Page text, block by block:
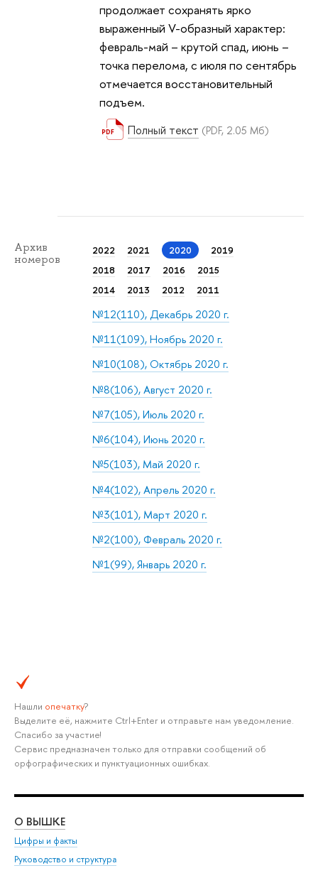
продолжает сохранять ярко
выраженный V-образный характер:
февраль-май – крутой спад, июнь –
точка перелома, с июля по сентябрь
отмечается восстановительный
подъем.
Полный текст (PDF, 2.05 Мб)
Архив
номеров
2022 2021 2020
2019
2018
2017 2016
2015
2014
2013 2012 2011
№12(110), Декабрь 2020 г.
№11(109), Ноябрь 2020 г.
№10(108), Октябрь 2020 г.
№8(106), Август 2020 г.
№7(105), Июль 2020 г.
№6(104), Июнь 2020 г.
№5(103), Май 2020 г.
№4(102), Апрель 2020 г.
№3(101), Март 2020 г.
№2(100), Февраль 2020 г.
№1(99), Январь 2020 г.
Нашли опечатку?
Выделите её, нажмите Ctrl+Enter и отправьте нам уведомление.
Спасибо за участие!
Сервис предназначен только для отправки сообщений об
орфографических и пунктуационных ошибках.
О ВЫШКЕ
Цифры и факты
Руководство и структура